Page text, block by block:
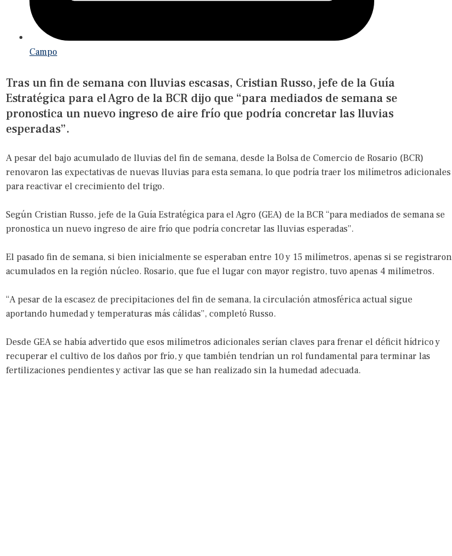
Campo
Tras un fin de semana con lluvias escasas, Cristian Russo, jefe de la Guía
Estratégica para el Agro de la BCR dijo que “para mediados de semana se
pronostica un nuevo ingreso de aire frío que podría concretar las lluvias
esperadas”.
A pesar del bajo acumulado de lluvias del fin de semana, desde la Bolsa de Comercio de Rosario (BCR)
renovaron las expectativas de nuevas lluvias para esta semana, lo que podría traer los milímetros adicionales
para reactivar el crecimiento del trigo.
Según Cristian Russo, jefe de la Guía Estratégica para el Agro (GEA) de la BCR “para mediados de semana se
pronostica un nuevo ingreso de aire frío que podría concretar las lluvias esperadas”.
El pasado fin de semana, si bien inicialmente se esperaban entre 10 y 15 milímetros, apenas si se registraron
acumulados en la región núcleo. Rosario, que fue el lugar con mayor registro, tuvo apenas 4 milímetros.
“A pesar de la escasez de precipitaciones del fin de semana, la circulación atmosférica actual sigue
aportando humedad y temperaturas más cálidas”, completó Russo.
Desde GEA se había advertido que esos milímetros adicionales serían claves para frenar el déficit hídrico y
recuperar el cultivo de los daños por frío, y que también tendrían un rol fundamental para terminar las
fertilizaciones pendientes y activar las que se han realizado sin la humedad adecuada.